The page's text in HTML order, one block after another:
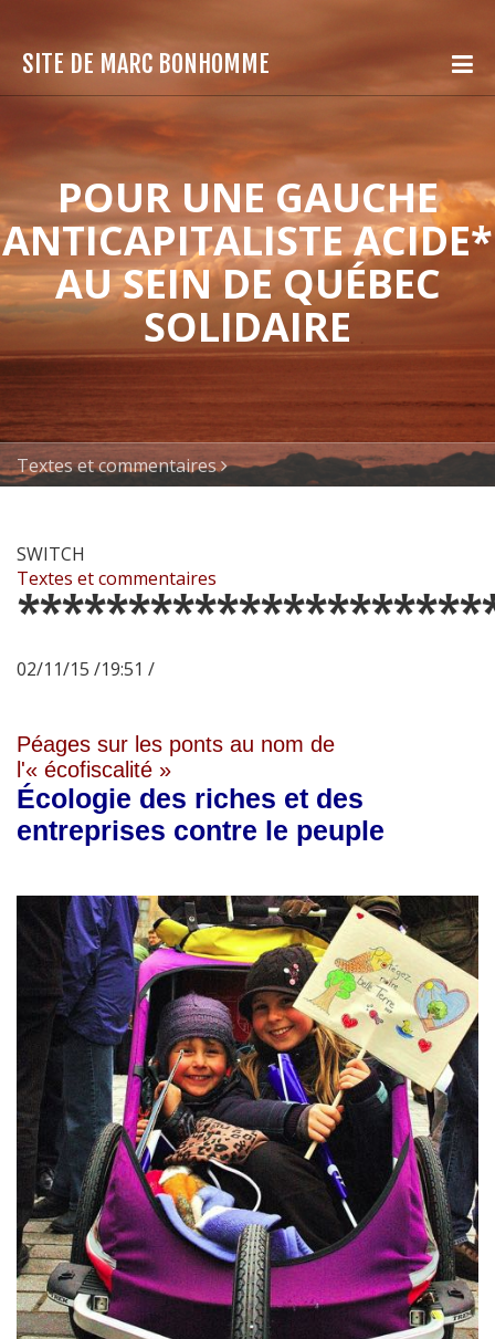
SITE DE MARC BONHOMME
POUR UNE GAUCHE
ANTICAPITALISTE ACIDE*
AU SEIN DE QUÉBEC
SOLIDAIRE
Textes et commentaires
SWITCH
Textes et commentaires
02/11/15 /19:51 /
Péages sur les ponts au nom de
l'« écofiscalité »
Écologie des riches et des
entreprises contre le peuple